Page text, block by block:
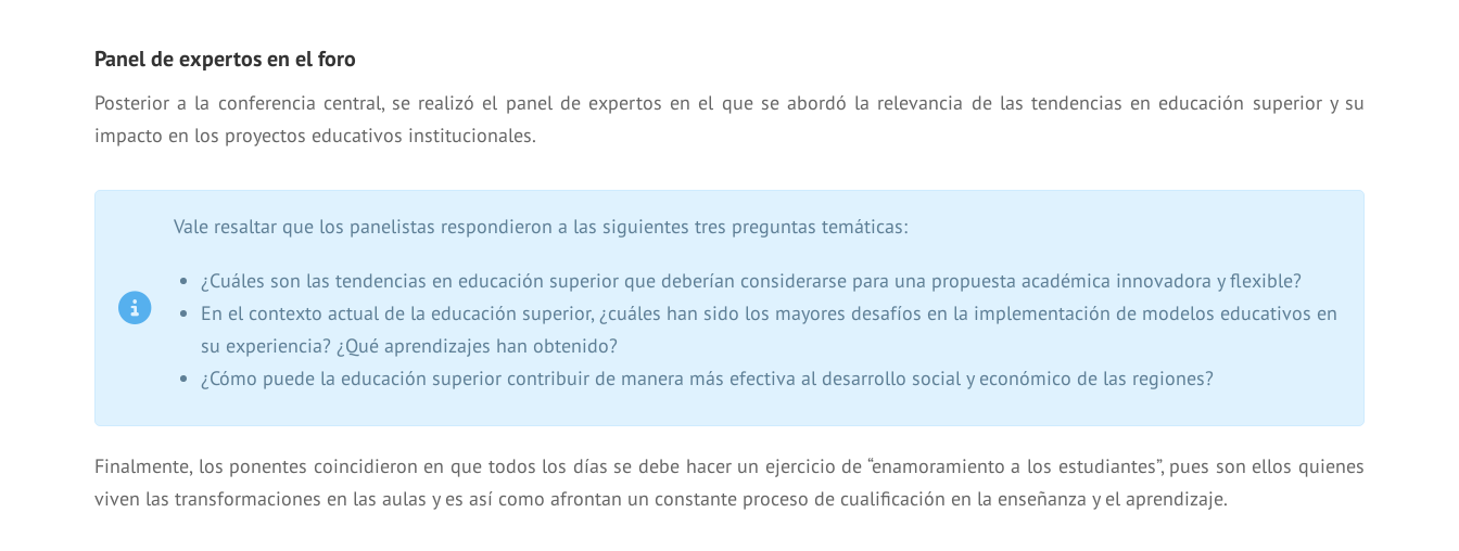
Panel de expertos en el foro
Posterior a la conferencia central, se realizó el panel de expertos en el que se abordó la relevancia de las tendencias en educación superior y su
impacto en los proyectos educativos institucionales.
Vale resaltar que los panelistas respondieron a las siguientes tres preguntas temáticas:
¿Cuáles son las tendencias en educación superior que deberían considerarse para una propuesta académica innovadora y flexible?
En el contexto actual de la educación superior, ¿cuáles han sido los mayores desafíos en la implementación de modelos educativos en
su experiencia? ¿Qué aprendizajes han obtenido?
¿Cómo puede la educación superior contribuir de manera más efectiva al desarrollo social y económico de las regiones?
Finalmente, los ponentes coincidieron en que todos los días se debe hacer un ejercicio de “enamoramiento a los estudiantes”, pues son ellos quienes
viven las transformaciones en las aulas y es así como afrontan un constante proceso de cualificación en la enseñanza y el aprendizaje.